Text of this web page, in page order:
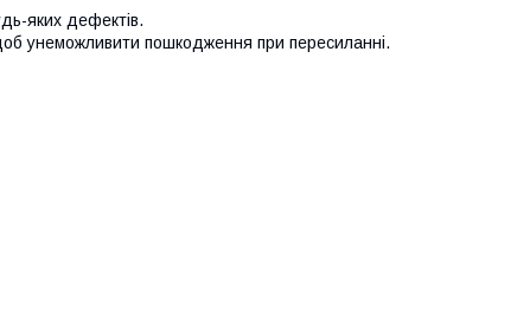
яких дефектів.
унеможливити пошкодження при пересиланні.